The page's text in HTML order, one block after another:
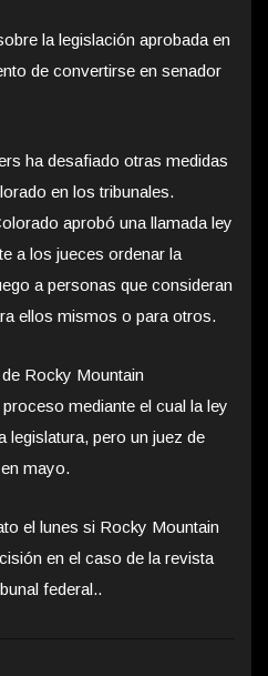
la legislación aprobada en
de convertirse en senador
ha desafiado otras medidas
en los tribunales.
aprobó una llamada ley
a los jueces ordenar la
a personas que consideran
ellos mismos o para otros.
Rocky Mountain
mediante el cual la ley
legislatura, pero un juez de
mayo.
el lunes si Rocky Mountain
en el caso de la revista
federal..